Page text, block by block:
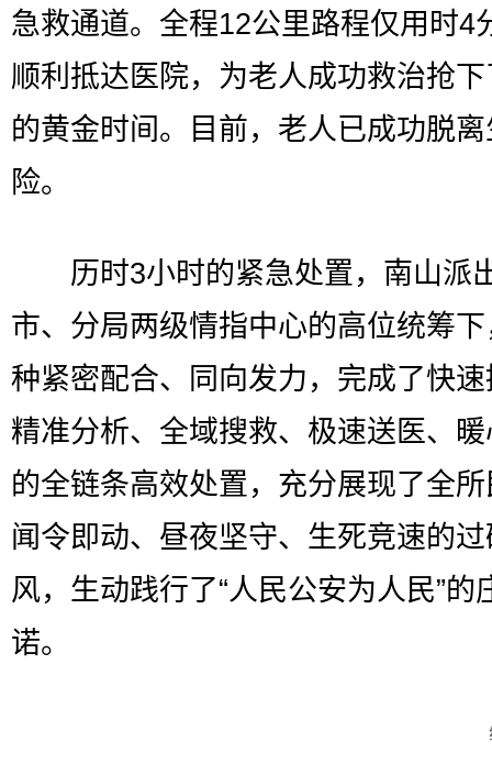
急救通道。全程12公里路程仅用时4
顺利抵达医院，为老人成功救治抢
的黄金时间。目前，老人已成功脱
险。
历时3小时的紧急处置，南山派
市、分局两级情指中心的高位统筹
种紧密配合、同向发力，完成了快
精准分析、全域搜救、极速送医、
的全链条高效处置，充分展现了全
闻令即动、昼夜坚守、生死竞速的
风，生动践行了“人民公安为人民”的
诺。